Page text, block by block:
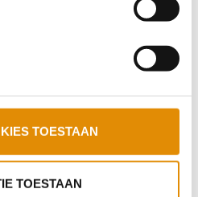
TOESTAAN
TOESTAAN
en kansen benutten